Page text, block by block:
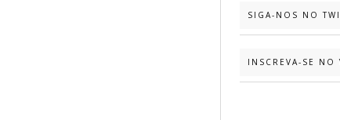
SIGA-NOS NO
INSCREVA-SE NO